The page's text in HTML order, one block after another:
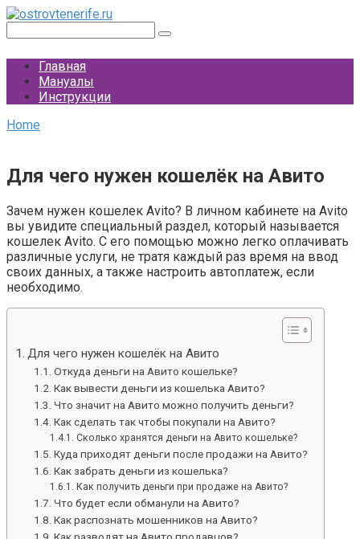
Перейти
контенту
Главная
Мануалы
Инструкции
Home
Для чего нужен кошелёк на Авито
Зачем нужен кошелек Avito? В личном кабинете на Avito
вы увидите специальный раздел, который называется
кошелек Avito. С его помощью можно легко оплачивать
различные услуги, не тратя каждый раз время на ввод
своих данных, а также настроить автоплатеж, если
необходимо.
Для чего нужен кошелёк на Авито
Откуда деньги на Авито кошельке?
Как вывести деньги из кошелька Авито?
Что значит на Авито можно получить деньги?
Как сделать так чтобы покупали на Авито?
Сколько хранятся деньги на Авито кошельке?
Куда приходят деньги после продажи на Авито?
Как забрать деньги из кошелька?
Как получить деньги при продаже на Авито?
Что будет если обманули на Авито?
Как распознать мошенников на Авито?